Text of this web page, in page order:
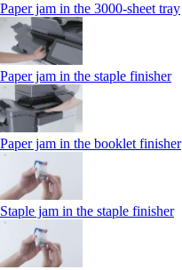
Paper jam in the 3000-sheet tray
Paper jam in the staple finisher
Paper jam in the booklet finisher
Staple jam in the staple finisher